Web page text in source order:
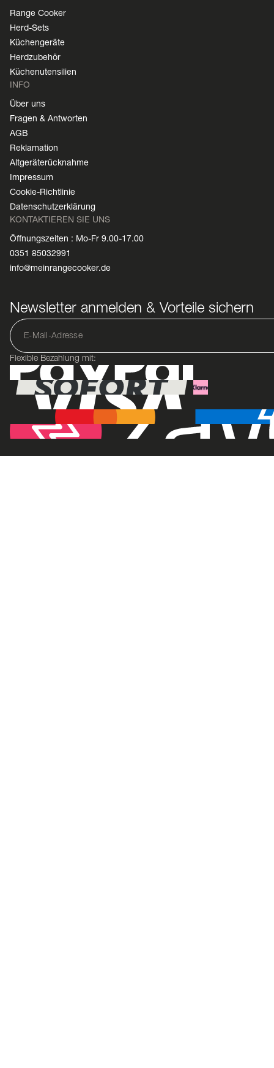
Range Cooker
Herd-Sets
Küchengeräte
Herdzubehör
Küchenutensilien
INFO
Über uns
Fragen & Antworten
AGB
Reklamation
Altgeräterücknahme
Impressum
Cookie-Richtlinie
Datenschutzerklärung
KONTAKTIEREN SIE UNS
Öffnungszeiten : Mo-Fr 9.00-17.00
0351 85032991
info@meinrangecooker.de
Newsletter anmelden & Vorteile sichern
Flexible Bezahlung mit: